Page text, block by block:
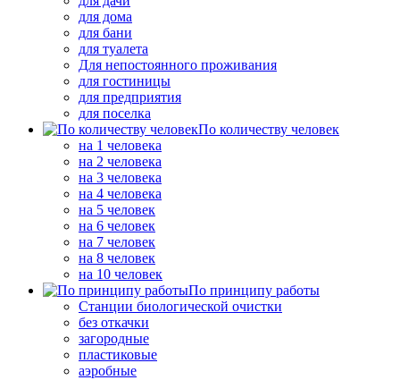
для дома
для бани
для туалета
Для непостоянного проживания
для гостиницы
для предприятия
для поселка
По количеству человек
на 1 человека
на 2 человека
на 3 человека
на 4 человека
на 5 человек
на 6 человек
на 7 человек
на 8 человек
на 10 человек
По принципу работы
Станции биологической очистки
без откачки
загородные
пластиковые
аэробные